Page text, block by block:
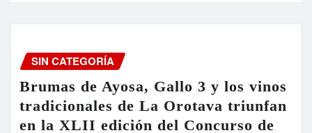
SIN CATEGORÍA
Brumas de Ayosa, Gallo 3 y los vinos
tradicionales de La Orotava triunfan
en la XLII edición del Concurso de